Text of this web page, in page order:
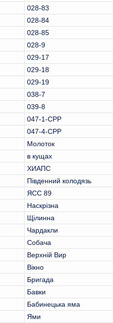
028-83
028-84
028-85
028-9
029-17
029-18
029-19
038-7
039-8
047-1-CPP
047-4-CPP
Молоток
в кущах
ХИАПС
Південний колодязь
ЯСС 89
Наскрізна
Щілинна
Чардакли
Собача
Верхній Вир
Вікно
Бригада
Бавки
Бабинецька яма
Ями